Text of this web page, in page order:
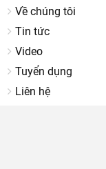
Về chúng tôi
Tin tức
Video
Tuyển dụng
Liên hệ